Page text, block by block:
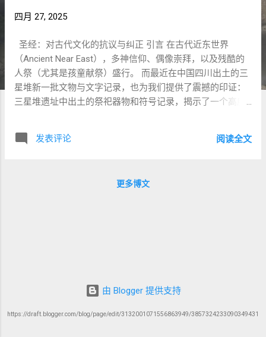
四月 27, 2025
圣经：对古代文化的抗议与纠正 引言 在古代近东世界
（Ancient Near East），多神信仰、偶像崇拜，以及残酷的
人祭（尤其是孩童献祭）盛行。 而最近在中国四川出土的三
星堆新一批文物与文字记录，也为我们提供了震撼的印证：
三星堆遗址中出土的祭祀器物和符号记录，揭示了一个高度
各自掌管特定领域（如天、地、山川、太阳、雨水等）。 宗
界，无论在近东还是在远东，普遍存在着多神、偶像、献祭
是反对儿童献祭； 圣经如何开创一个尊重生命、强调神圣伦
事，并赋予新的意义； 最后，思考这些信息对我们今天的启
发表评论 阅读全文
更多博文
由 Blogger 提供支持
https://draft.blogger.com/blog/page/edit/3132001071556863949/3857324233090349431